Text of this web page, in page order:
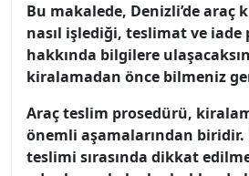
Bu makalede, Denizli’de araç
nasıl işlediği, teslimat ve iade
hakkında bilgilere
kiralamadan önce bilmeniz
Araç teslim prosedürü,
önemli aşamalarından
teslimi sırasında dikkat